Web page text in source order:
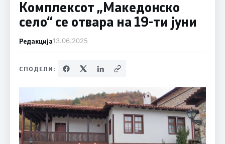
Комплексот „Македонско
село“ се отвара на 19-ти јуни
Редакција13.06.2025
СПОДЕЛИ: